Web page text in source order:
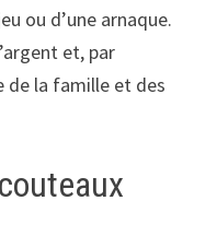
ou d’une arnaque.
et, par
de la famille et des